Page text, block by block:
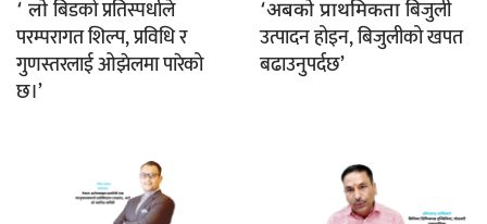
‘ लोबिडको प्रतिस्पर्धाले
परम्परागत शिल्प, प्रविधि र
गुणस्तरलाई ओझेलमा पारेको
छ।’
‘अबको प्राथमिकताबिजुली
उत्पादन होइन, बिजुलीको खपत
बढाउनुपर्दछ’